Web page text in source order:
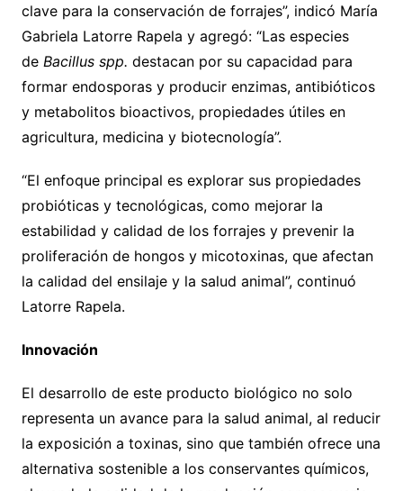
clave para la conservación de forrajes”, indicó María
Gabriela Latorre Rapela y agregó: “Las especies
de Bacillus spp. destacan por su capacidad para
formar endosporas y producir enzimas, antibióticos
y metabolitos bioactivos, propiedades útiles en
agricultura, medicina y biotecnología”.
“El enfoque principal es explorar sus propiedades
probióticas y tecnológicas, como mejorar la
estabilidad y calidad de los forrajes y prevenir la
proliferación de hongos y micotoxinas, que afectan
la calidad del ensilaje y la salud animal”, continuó
Latorre Rapela.
Innovación
El desarrollo de este producto biológico no solo
representa un avance para la salud animal, al reducir
la exposición a toxinas, sino que también ofrece una
alternativa sostenible a los conservantes químicos,